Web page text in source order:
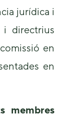
jurídica i
directrius
en
en
membres